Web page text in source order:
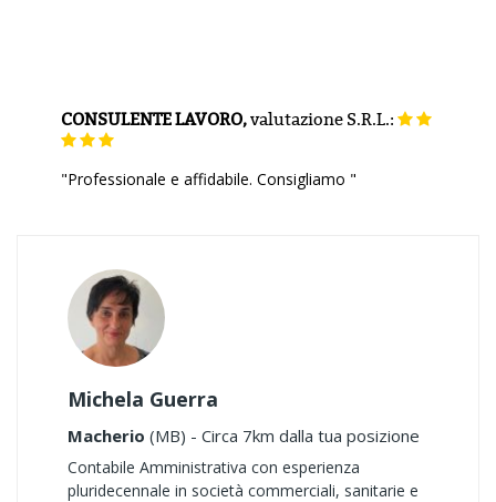
CONSULENTE LAVORO,valutazioneS.R.L.:
"Professionale e affidabile. Consigliamo "
Michela Guerra
Macherio (MB) - Circa 7km dalla tua posizione
Contabile Amministrativa con esperienza
pluridecennale in società commerciali, sanitarie e